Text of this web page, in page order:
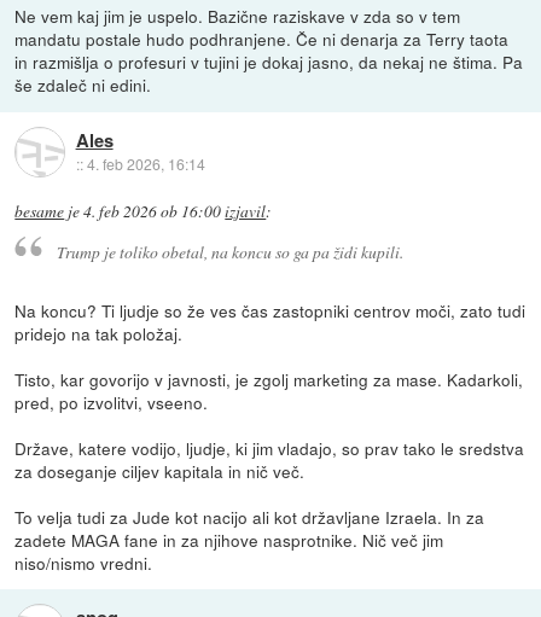
Ne vem kaj jim je uspelo. Bazične raziskave v zda so v tem
mandatu postale hudo podhranjene. Če ni denarja za Terry taota
in razmišlja o profesuri v tujini je dokaj jasno, da nekaj ne štima. Pa
še zdaleč ni edini.
Ales
::4. feb 2026, 16:14
besame je4. feb 2026 ob 16:00izjavil:
Trump je toliko obetal, na koncu so ga pa židi kupili.
Na koncu? Ti ljudje so že ves čas zastopniki centrov moči, zato tudi
pridejo na tak položaj.
Tisto, kar govorijo v javnosti, je zgolj marketing za mase. Kadarkoli,
pred, po izvolitvi, vseeno.
Države, katere vodijo, ljudje, ki jim vladajo, so prav tako le sredstva
za doseganje ciljev kapitala in nič več.
To velja tudi za Jude kot nacijo ali kot državljane Izraela. In za
zadete MAGA fane in za njihove nasprotnike. Nič več jim
niso/nismo vredni.